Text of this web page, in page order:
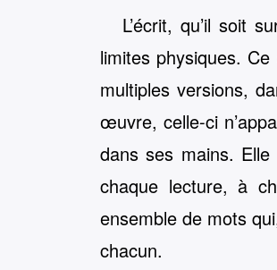
L’écrit, qu’il soit
limites physiques.
multiples versions,
œuvre, celle-ci
dans ses mains.
chaque lecture, à
ensemble de mots
chacun.